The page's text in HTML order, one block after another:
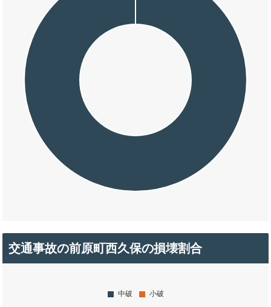
交通事故の前原町西久保の損壊割合